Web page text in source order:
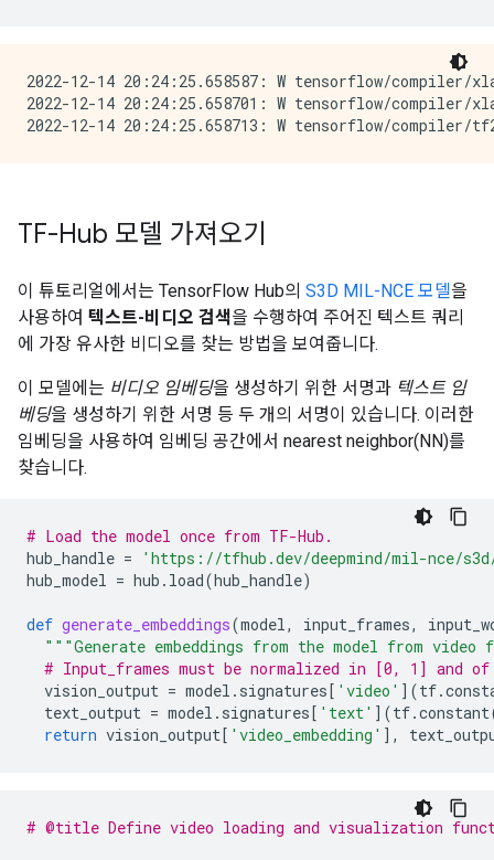
2022-12-14 20:24:25.658587: W tensorflow/
2022-12-14 20:24:25.658701: W tensorflow/
TF-Hub 모델 가져오기
이 튜토리얼에서는 TensorFlow Hub의 S3D MIL-NCE 모델을
사용하여 텍스트-비디오 검색을 수행하여 주어진 텍스트 쿼리
에 가장 유사한 비디오를 찾는 방법을 보여줍니다.
이 모델에는 비디오 임베딩을 생성하기 위한 서명과 텍스트 임
베딩을 생성하기 위한 서명 등 두 개의 서명이 있습니다. 이러한
임베딩을 사용하여 임베딩 공간에서 nearest neighbor(NN)를
찾습니다.
# Load the model once from TF-Hub.
hub_handle =
'https://tfhub.dev/deepmind/mil-nce/
hub_model = hub . load(hub_handle)
def generate_embeddings(model, input_frames,
"""Generate embeddings from the model from
# Input_frames must be normalized in [0, 1] and
vision_output = model . signatures[ 'video' ](tf.
text_output = model . signatures[ 'text' ](tf.constant
return vision_output[ 'video_embedding' ],
# @title Define video loading and visualization